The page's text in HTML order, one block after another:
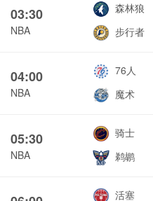
03:30
NBA
森林狼
步行者
04:00
NBA
76人
魔术
05:30
NBA
骑士
鹈鹕
活塞